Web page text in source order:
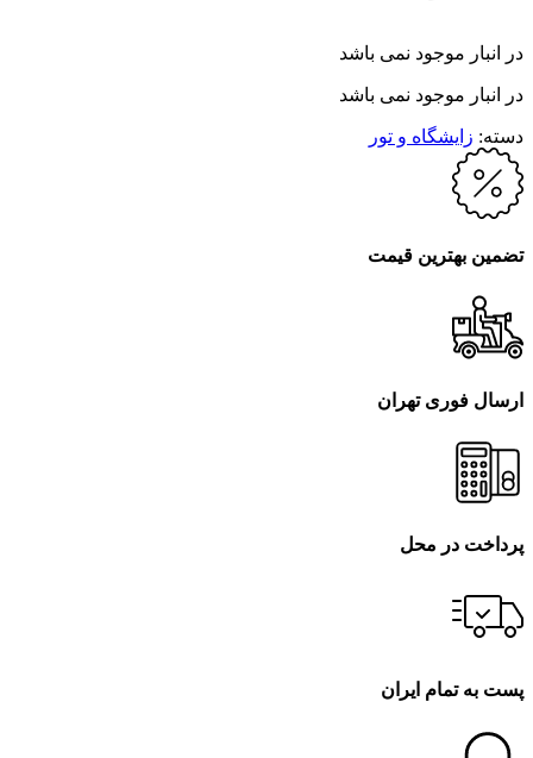
در انبار موجود نمی باشد
در انبار موجود نمی باشد
دسته: زایشگاه و تور
تضمین بهترین قیمت
ارسال فوری تهران
پرداخت در محل
پست به تمام ایران